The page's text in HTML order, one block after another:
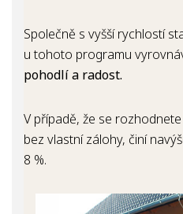
Společně s vyšší rychlostí
u tohoto programu
pohodlí a radost.
V případě, že se
bez vlastní zálohy, činí
8 %.